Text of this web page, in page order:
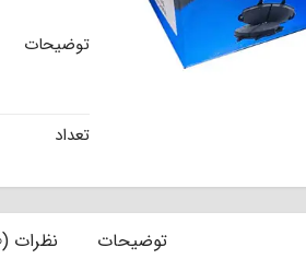
توضیحات
تعداد
توضیحات نظرات (0)